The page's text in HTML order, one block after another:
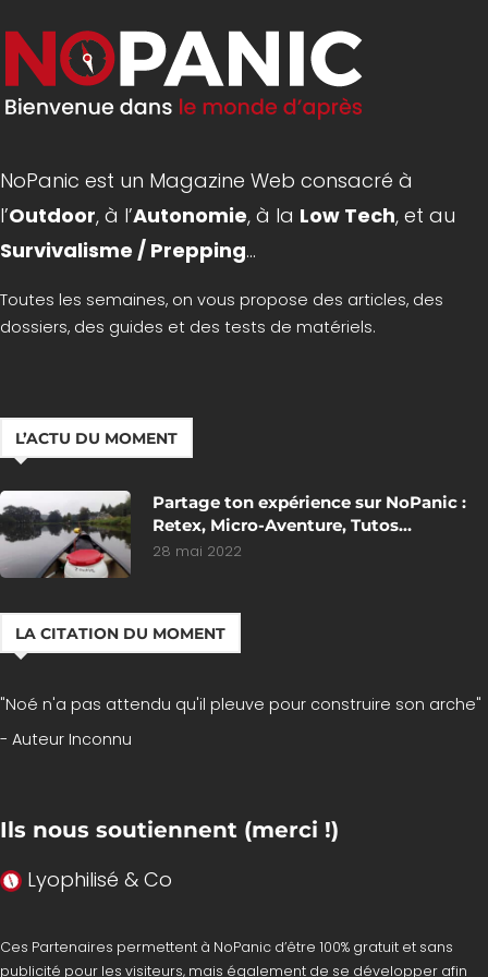
NoPanic est un Magazine Web consacré à
l’Outdoor, à l’Autonomie, à la Low Tech, et au
Survivalisme / Prepping...
Toutes les semaines, on vous propose des articles, des
dossiers, des guides et des tests de matériels.
L’ACTU DU MOMENT
Partage ton expérience sur NoPanic :
Retex, Micro-Aventure, Tutos…
28 mai 2022
LA CITATION DU MOMENT
"Noé n'a pas attendu qu'il pleuve pour construire son arche"
- Auteur Inconnu
Ils nous soutiennent (merci !)
Lyophilisé & Co
Ces Partenaires permettent à NoPanic d’être 100% gratuit et sans
publicité pour les visiteurs, mais également de se développer afin